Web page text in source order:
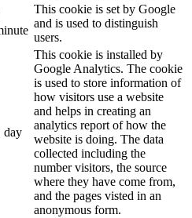
This cookie is set by Google
and is used to distinguish
users.
day
This cookie is installed by
Google Analytics. The cookie
is used to store information of
how visitors use a website
and helps in creating an
analytics report of how the
website is doing. The data
collected including the
number visitors, the source
where they have come from,
and the pages visted in an
anonymous form.